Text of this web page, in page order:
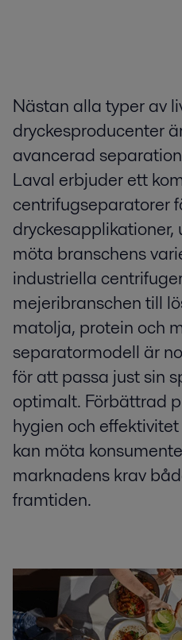
Nästan alla typer av
dryckesproducenter
avancerad
Laval erbjuder ett
centrifugseparatorer
möta branschens
industriella
mejeribranschen till
matolja, protein och
separatormodell är
för att passa just sin
optimalt. Förbättrad
hygien och
kan möta
marknadens krav
framtiden.